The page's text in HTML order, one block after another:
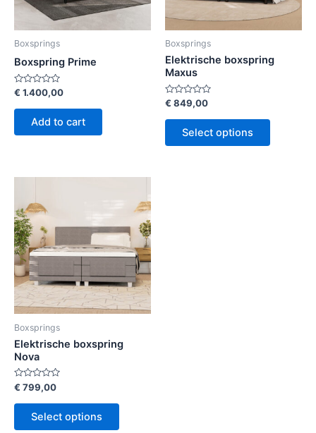
Boxsprings
Boxspring Prime
Rated
out
€ 1.400,00
Add to cart
Boxsprings
Elektrische boxspring
Maxus
Rated
out
€ 849,00
Select options
Boxsprings
Elektrische boxspring
Nova
Rated
0
out
€ 799,00
Select options